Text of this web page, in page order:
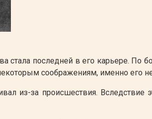
стала последней в его карьере. По
соображениям, именно его
из-за происшествия. Вследствие